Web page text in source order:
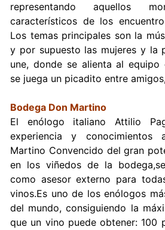
representando aquellos
característicos de los
Los temas principales son la
y por supuesto las mujeres y la
une, donde se alienta al equipo
se juega un picadito entre
Bodega Don Martino
El enólogo italiano Attilio
experiencia y conocimientos
Martino Convencido del gran
en los viñedos de la
como asesor externo para
vinos.Es uno de los enólogos
del mundo, consiguiendo la
que un vino puede obtener: 100